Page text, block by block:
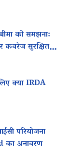
को समझना:
कवरेज सुरक्षित
क्या IRDA
परियोजना
का अनावरण